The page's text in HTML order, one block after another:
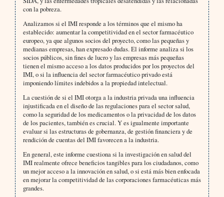
con la pobreza.
Analizamos si el IMI responde a los términos que el mismo ha
establecido: aumentar la competitividad en el sector farmacéutico
europeo, ya que algunos socios del proyecto, como las pequeñas y
medianas empresas, han expresado dudas. El informe analiza si los
socios públicos, sin fines de lucro y las empresas más pequeñas
tienen el mismo acceso a los datos producidos por los proyectos del
IMI, o si la influencia del sector farmacéutico privado está
imponiendo límites indebidos a la propiedad intelectual.
La cuestión de si el IMI otorga a la industria privada una influencia
injustificada en el diseño de las regulaciones para el sector salud,
como la seguridad de los medicamentos o la privacidad de los datos
de los pacientes, también es crucial. Y es igualmente importante
evaluar si las estructuras de gobernanza, de gestión financiera y de
rendición de cuentas del IMI favorecen a la industria.
En general, este informe cuestiona si la investigación en salud del
IMI realmente ofrece beneficios tangibles para los ciudadanos, como
un mejor acceso a la innovación en salud, o si está más bien enfocada
en mejorar la competitividad de las corporaciones farmacéuticas más
grandes.